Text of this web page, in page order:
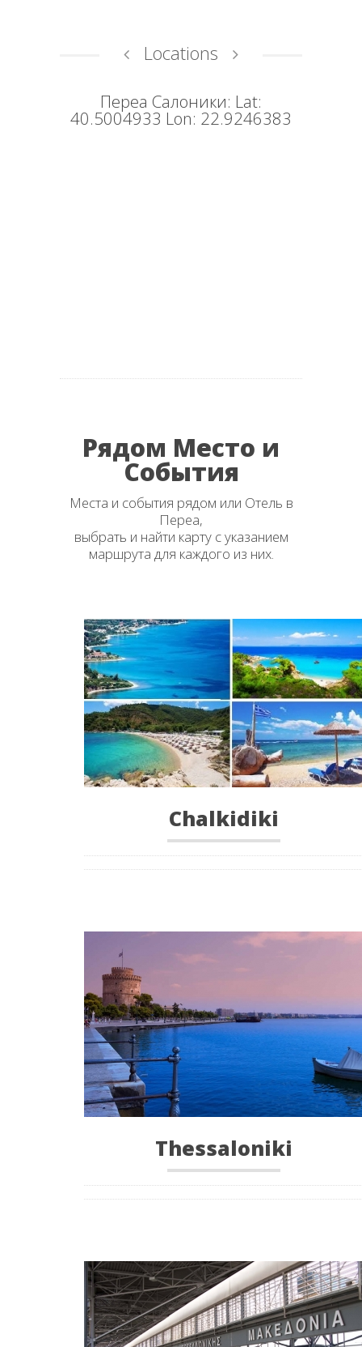
Locations
Переа Салоники: Lat:
40.5004933 Lon: 22.9246383
Рядом Место и
События
Места и события рядом или Отель в
Переа,
выбрать и найти карту с указанием
маршрута для каждого из них.
Chalkidiki
Thessaloniki